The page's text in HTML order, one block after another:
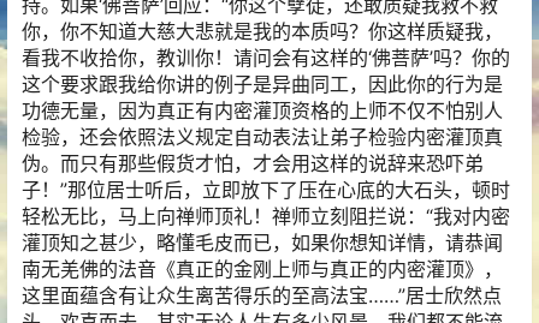
持。如果‘佛菩萨’回应：“你这个孽徒，还敢质疑我救不救
你，你不知道大慈大悲就是我的本质吗？你这样质疑我，
看我不收拾你，教训你！请问会有这样的‘佛菩萨’吗？你的
这个要求跟我给你讲的例子是异曲同工，因此你的行为是
功德无量，因为真正有内密灌顶资格的上师不仅不怕别人
检验，还会依照法义规定自动表法让弟子检验内密灌顶真
伪。而只有那些假货才怕，才会用这样的说辞来恐吓弟
子！”那位居士听后，立即放下了压在心底的大石头，顿时
轻松无比，马上向禅师顶礼！禅师立刻阻拦说：“我对内密
灌顶知之甚少，略懂毛皮而已，如果你想知详情，请恭闻
南无羌佛的法音《真正的金刚上师与真正的内密灌顶》，
这里面蕴含有让众生离苦得乐的至高法宝……”居士欣然点